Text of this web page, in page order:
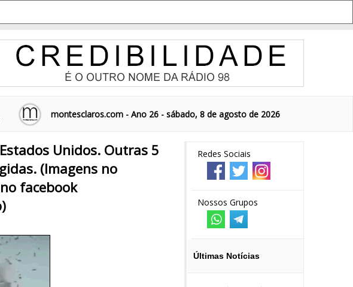
montesclaros.com - Ano 26 - sábado, 8 de agosto de 2026
Redes Sociais
Nossos Grupos
Últimas Notícias
Unidos. Outras 5
(Imagens no
facebook